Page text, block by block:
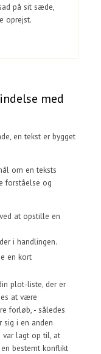
på sit sæde,
oprejst.
med
en tekst er bygget
om en teksts
forståelse og
at opstille en
i handlingen.
en kort
plot-liste, der er
at være
forløb, - således
sig i en anden
var lagt op til, at
bestemt konflikt